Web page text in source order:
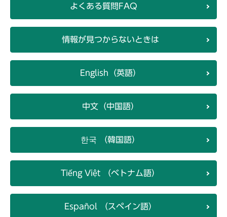
よくある質問FAQ
情報が見つからないときは
English（英語）
中文（中国語）
한국 （韓国語）
Tiếng Việt （ベトナム語）
Español （スペイン語）